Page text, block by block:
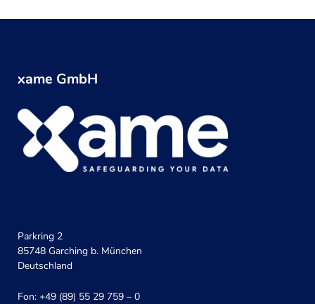
xame GmbH
Parkring 2
85748 Garching b. München
Deutschland
Fon: +49 (89) 55 29 759 – 0